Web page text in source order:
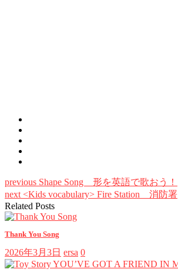
previous Shape Song 形を英語で歌おう！
next <Kids vocabulary> Fire Station 消防署
Related Posts
Thank You Song
2026年3月3日 ersa 0